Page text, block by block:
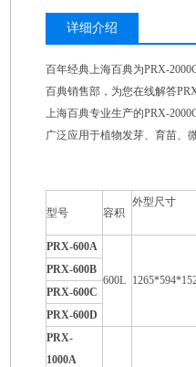
详细介绍
百年经典上海百典为PRX-
百典销售部，为您在线解答
上海百典专业生产的PRX-
广泛应用于植物发芽、育苗、
型号 容积
外型尺寸
PRX-600A
600L
PRX-600B
PRX-600C
PRX-600D
PRX-
1000A